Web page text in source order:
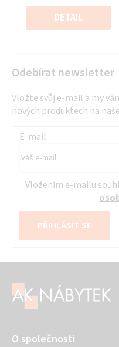
z
5
Měrná
cena:
DETAIL
Odebírat newsletter
Vložte svůj e-mail a my
nových produktech na
E-mail
Vložením e-mailu
PŘIHLÁSIT SE
O společnosti